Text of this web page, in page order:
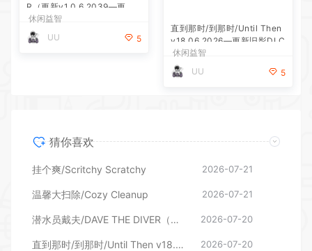
R（更新v1.0.6.2039—更新D
LC）
休闲益智
UU
5
直到那时/到那时/Until Then
v18.06.2026—更新旧影DLC
休闲益智
UU
5
猜你喜欢
挂个爽/Scritchy Scratchy 2026-07-21
温馨大扫除/Cozy Cleanup 2026-07-21
潜水员戴夫/DAVE THE DIVER（更新v1.0.6.2039—更新DLC） 2026-07-20
直到那时/到那时/Until Then v18.06.2026—更新旧影DLC 2026-07-20